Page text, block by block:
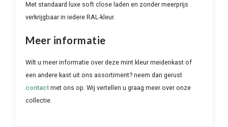
Met standaard luxe soft close laden en zonder meerprijs
verkrijgbaar in iedere RAL-kleur.
Meer informatie
Wilt u meer informatie over deze mint kleur meidenkast of
een andere kast uit ons assortiment? neem dan gerust
contact met ons op. Wij vertellen u graag meer over onze
collectie.